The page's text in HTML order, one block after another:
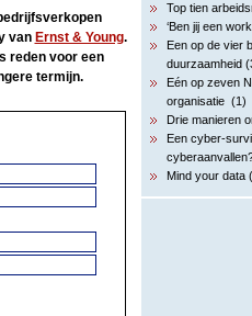
van Ernst & Young.
reden voor een
termijn.
Top tien
‘Ben jij een
Een op de vier
duurzaamheid
Eén op zeven
organisatie (1)
Drie manieren
Een cyber-
Mind your data